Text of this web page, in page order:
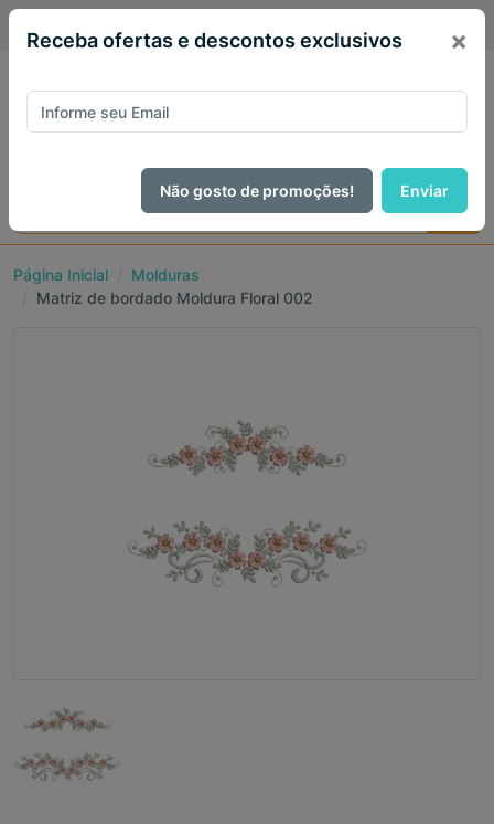
Página Inicial
Molduras
Matriz de bordado Moldura Floral 002
Receba ofertas e descontos exclusivos ×
Não gosto de promoções! Enviar